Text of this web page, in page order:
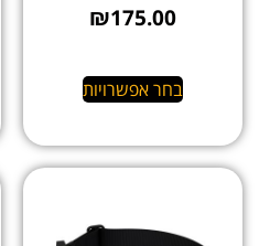
₪175.00
בחר אפשרויות